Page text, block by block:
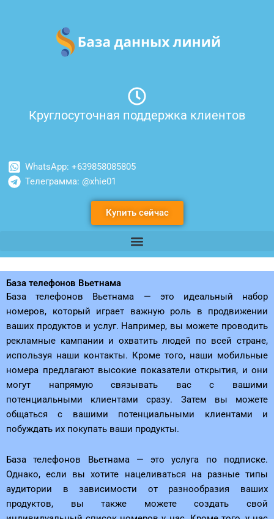
содержимому
Круглосуточная поддержка клиентов
WhatsApp: +639858085805
Телеграмма: @xhie01
Купить сейчас
База телефонов Вьетнама
База телефонов Вьетнама — это идеальный набор
номеров, который играет важную роль в продвижении
ваших продуктов и услуг. Например, вы можете проводить
рекламные кампании и охватить людей по всей стране,
используя наши контакты. Кроме того, наши мобильные
номера предлагают высокие показатели открытия, и они
могут напрямую связывать вас с вашими
потенциальными клиентами сразу. Затем вы можете
общаться с вашими потенциальными клиентами и
побуждать их покупать ваши продукты.
База телефонов Вьетнама — это услуга по подписке.
Однако, если вы хотите нацеливаться на разные типы
аудитории в зависимости от разнообразия ваших
продуктов, вы также можете создать свой